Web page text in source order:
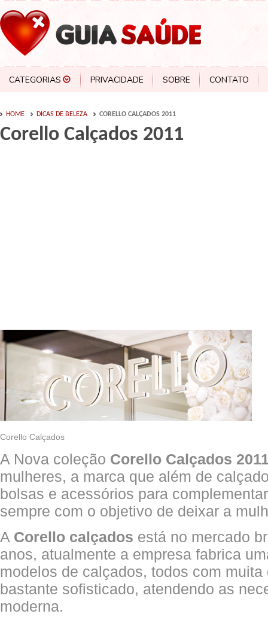
CATEGORIAS PRIVACIDADE SOBRE CONTATO
HOME DICAS DE BELEZA CORELLO CALÇADOS 2011
Corello Calçados 2011
Corello Calçados
A Nova coleção Corello Calçados
mulheres, a marca que além de
bolsas e acessórios para
sempre com o objetivo de deixar a
A Corello calçados está no mercado
anos, atualmente a empresa fabrica
modelos de calçados, todos com
bastante sofisticado, atendendo as
moderna.